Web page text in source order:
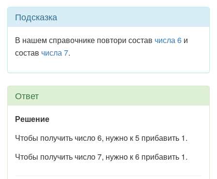
Подсказка
В нашем справочнике повтори состав числа 6 и
состав числа 7.
Ответ
Решение
Чтобы получить число 6, нужно к 5 прибавить 1.
Чтобы получить число 7, нужно к 6 прибавить 1.